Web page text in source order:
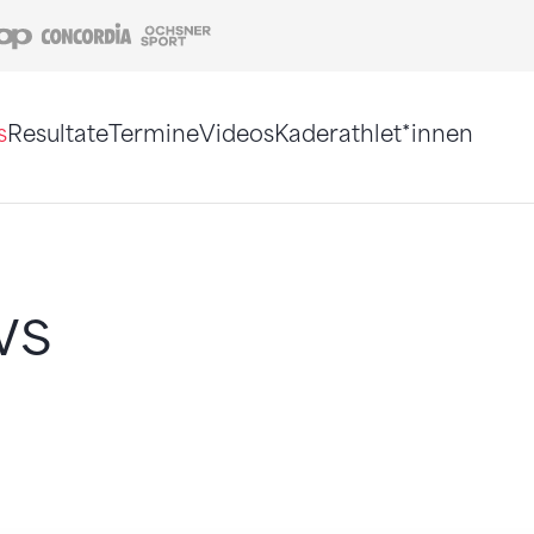
Coop Concordia
ResultateTermineVideosKaderathlet*innen